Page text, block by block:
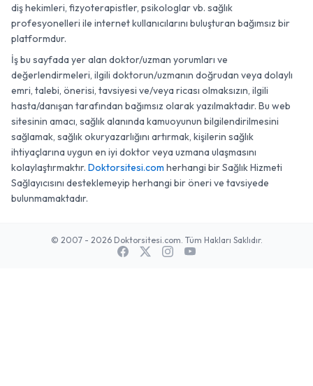
diş hekimleri, fizyoterapistler, psikologlar vb. sağlık
profesyonelleri ile internet kullanıcılarını buluşturan bağımsız bir
platformdur.
İş bu sayfada yer alan doktor/uzman yorumları ve
değerlendirmeleri, ilgili doktorun/uzmanın doğrudan veya dolaylı
emri, talebi, önerisi, tavsiyesi ve/veya ricası olmaksızın, ilgili
hasta/danışan tarafından bağımsız olarak yazılmaktadır. Bu web
sitesinin amacı, sağlık alanında kamuoyunun bilgilendirilmesini
sağlamak, sağlık okuryazarlığını artırmak, kişilerin sağlık
ihtiyaçlarına uygun en iyi doktor veya uzmana ulaşmasını
kolaylaştırmaktır. Doktorsitesi.com herhangi bir Sağlık Hizmeti
Sağlayıcısını desteklemeyip herhangi bir öneri ve tavsiyede
bulunmamaktadır.
© 2007 - 2026 Doktorsitesi.com. Tüm Hakları Saklıdır.